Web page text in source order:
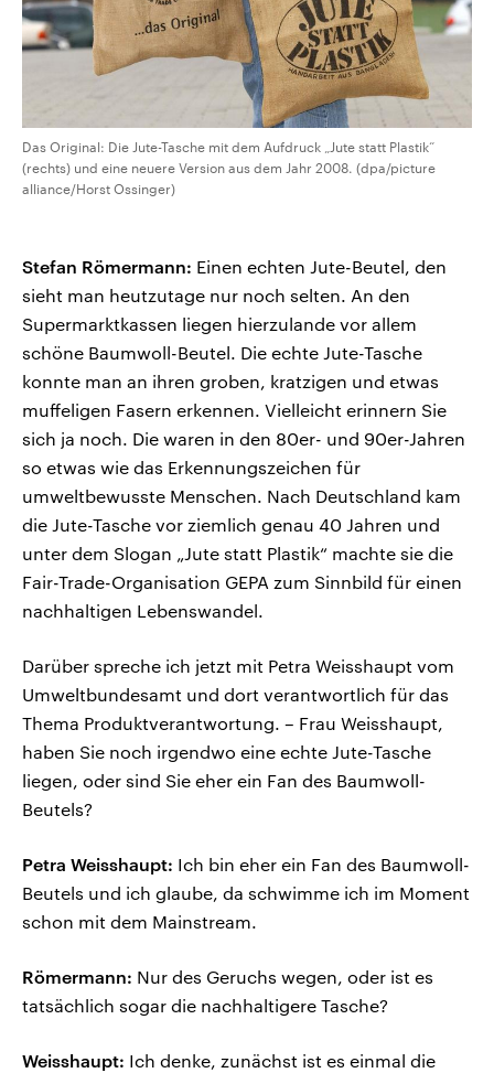
Das Original: Die Jute-Tasche mit dem Aufdruck „Jute statt Plastik“
(rechts) und eine neuere Version aus dem Jahr 2008. (dpa/picture
alliance/Horst Ossinger)
Stefan Römermann: Einen echten Jute-Beutel, den
sieht man heutzutage nur noch selten. An den
Supermarktkassen liegen hierzulande vor allem
schöne Baumwoll-Beutel. Die echte Jute-Tasche
konnte man an ihren groben, kratzigen und etwas
muffeligen Fasern erkennen. Vielleicht erinnern Sie
sich ja noch. Die waren in den 80er- und 90er-Jahren
so etwas wie das Erkennungszeichen für
umweltbewusste Menschen. Nach Deutschland kam
die Jute-Tasche vor ziemlich genau 40 Jahren und
unter dem Slogan „Jute statt Plastik“ machte sie die
Fair-Trade-Organisation GEPA zum Sinnbild für einen
nachhaltigen Lebenswandel.
Darüber spreche ich jetzt mit Petra Weisshaupt vom
Umweltbundesamt und dort verantwortlich für das
Thema Produktverantwortung. – Frau Weisshaupt,
haben Sie noch irgendwo eine echte Jute-Tasche
liegen, oder sind Sie eher ein Fan des Baumwoll-
Beutels?
Petra Weisshaupt: Ich bin eher ein Fan des Baumwoll-
Beutels und ich glaube, da schwimme ich im Moment
schon mit dem Mainstream.
Römermann: Nur des Geruchs wegen, oder ist es
tatsächlich sogar die nachhaltigere Tasche?
Weisshaupt: Ich denke, zunächst ist es einmal die